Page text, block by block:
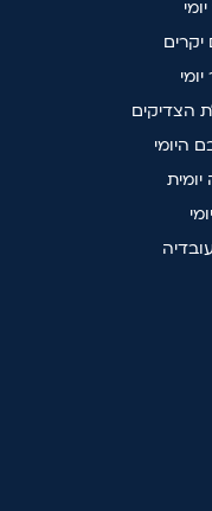
יקרים
הצדיקים
היומי